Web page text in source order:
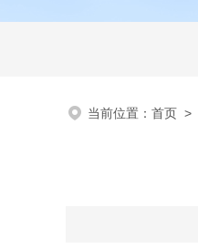
当前位置： 首页 >